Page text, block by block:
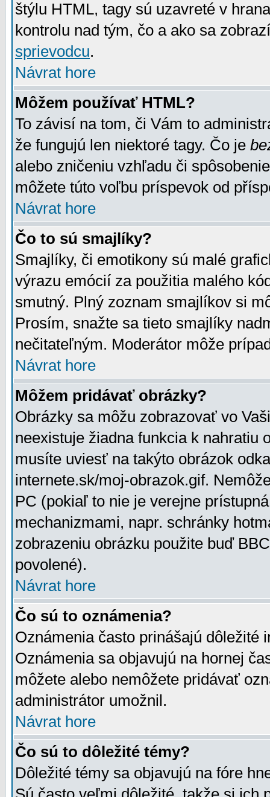
štýlu HTML, tagy sú uzavreté v
kontrolu nad tým, čo a ako sa
sprievodcu.
Návrat hore
Môžem používať HTML?
To závisí na tom, či Vám to
že fungujú len niektoré tagy. Čo je
alebo zničeniu vzhľadu či
môžete túto voľbu príspevok od
Návrat hore
Čo to sú smajlíky?
Smajlíky, či emotikony sú malé
výrazu emócií za použitia malého
smutný. Plný zoznam smajlíkov si
Prosím, snažte sa tieto smajlíky
nečitateľným. Moderátor môže
Návrat hore
Môžem pridávať obrázky?
Obrázky sa môžu zobrazovať vo
neexistuje žiadna funkcia k nahratiu
musíte uviesť na takýto obrázok
internete.sk/moj-obrazok.gif.
PC (pokiaľ to nie je verejne
mechanizmami, napr. schránky
zobrazeniu obrázku použite buď
povolené).
Návrat hore
Čo sú to oznámenia?
Oznámenia často prinášajú dôležité
Oznámenia sa objavujú na hornej
môžete alebo nemôžete pridávať
administrátor umožnil.
Návrat hore
Čo sú to dôležité témy?
Dôležité témy sa objavujú na fóre